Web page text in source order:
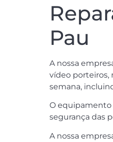
Pau
A nossa
vídeo porteiros,
semana,
O equipamento
segurança das
A nossa